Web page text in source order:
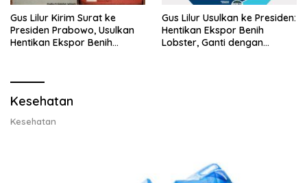
Gus Lilur Kirim Surat ke
Presiden Prabowo, Usulkan
Hentikan Ekspor Benih
Gus Lilur Usulkan ke Presiden:
Hentikan Ekspor Benih
Lobster, Ganti dengan
Kesehatan
Kesehatan